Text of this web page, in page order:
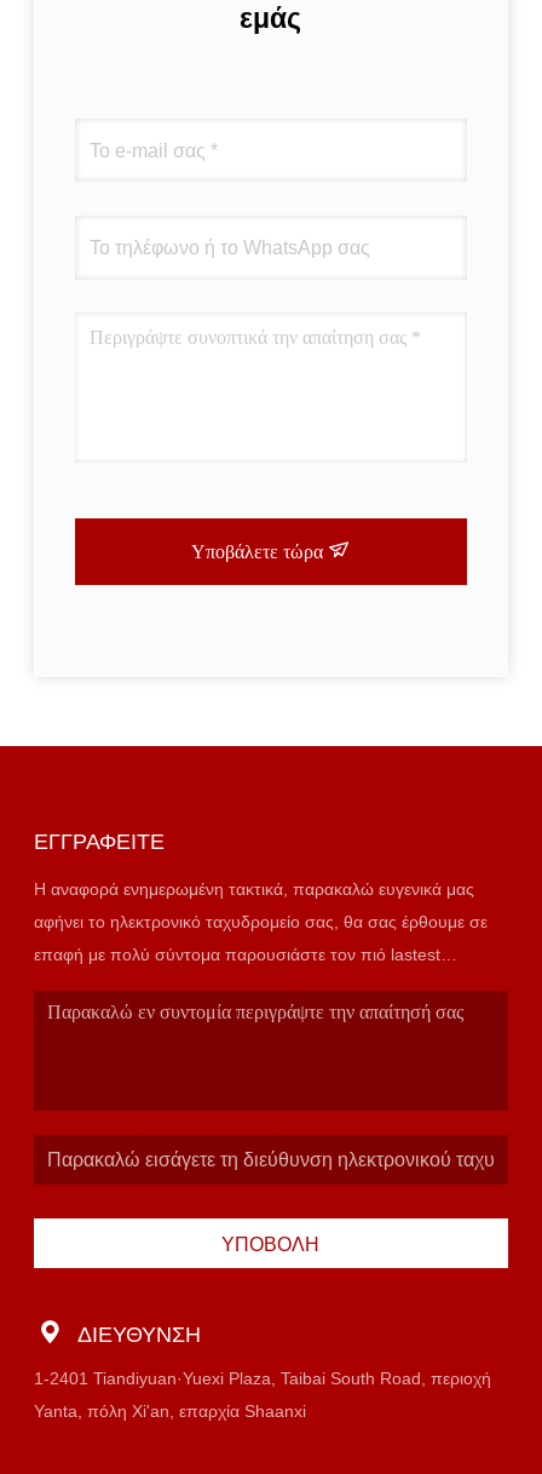
εμάς
Υποβάλετε τώρα
ΕΓΓΡΑΦΕΊΤΕ
Η αναφορά ενημερωμένη τακτικά, παρακαλώ ευγενικά μας
αφήνει το ηλεκτρονικό ταχυδρομείο σας, θα σας έρθουμε σε
επαφή με πολύ σύντομα παρουσιάστε τον πιό lastest
κατάλογο.
ΥΠΟΒΟΛΉ
ΔΙΕΎΘΥΝΣΗ
1-2401 Tiandiyuan·Yuexi Plaza, Taibai South Road, περιοχή
Yanta, πόλη Xi'an, επαρχία Shaanxi